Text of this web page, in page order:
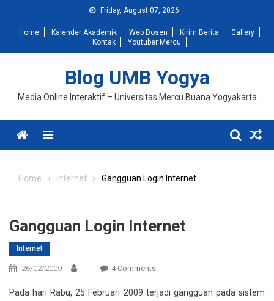
content
Friday, August 07, 2026
Home Kalender Akademik Web Dosen Kirim Berita
Gallery
Kontak
Youtuber Mercu
Blog UMB Yogya
Media Online Interaktif – Universitas Mercu Buana Yogyakarta
Menu
Home Internet Gangguan Login Internet
Gangguan Login Internet
Internet
26/02/2009 4 CommentsOn
Login
Pada hari Rabu, 25 Februari 2009 terjadi gangguan pada sistem